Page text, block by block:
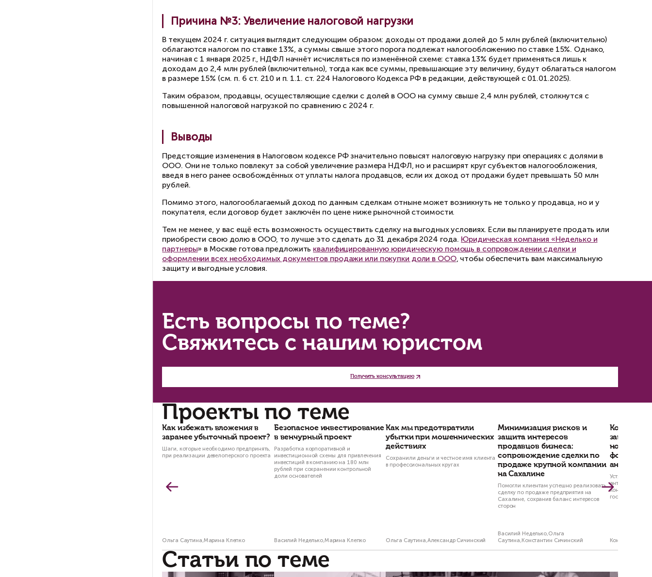
Если вам необходимо переоформить на себя эту долю, и собственник не требует
можете приобрести её всего за 1 рубль. За исключением случаев банкротства, и никто не
почему так дёшево?
Однако если сделка будет заключена после 1 января 2025 г., налоговые органы потребуют от
е. от вас) уплатить дополнительный налог с разницы между рыночной и договорной
данном случае составит 50,5 млн рублей.
продавец, продавший по полной цене, либо покупатель доли в ООО, приобрётший её очень
И это за долю, которую вы считали своей де-факто, но она не была таковой де-юре!
Причина №2: С 01.01.2025 владение долей более 5 лет не будет
налогов
На сегодняшний день продавцы не платят налоги от доходов, полученных в результате
принадлежали им более 5 лет. Однако с наступлением 2025 г. освобождение от
только к доходам от продажи долей, стоимость которых составляет не более 50 млн рублей
Причина №3: Увеличение налоговой нагрузки
В текущем 2024 г. ситуация выглядит следующим образом: доходы от продажи долей до 5 млн
облагаются налогом по ставке 13%, а суммы свыше этого порога подлежат налогообложению
доходам до 2,4 млн рублей (включительно), тогда как все суммы, превышающие эту величину,
в размере 15% (см. п. 6 ст. 210 и п. 1.1. ст. 224 Налогового Кодекса РФ в редакции, действующей
Таким образом, продавцы, осуществляющие сделки с долей в ООО на сумму свыше 2,4 млн
повышенной налоговой нагрузкой по сравнению с 2024 г.
Выводы
Предстоящие изменения в Налоговом кодексе РФ значительно повысят налоговую нагрузку
ООО. Они не только повлекут за собой увеличение размера НДФЛ, но и расширят круг
введя в него ранее освобождённых от уплаты налога продавцов, если их доход от продажи
Помимо этого, налогооблагаемый доход по данным сделкам отныне может возникнуть не
покупателя, если договор будет заключён по цене ниже рыночной стоимости.